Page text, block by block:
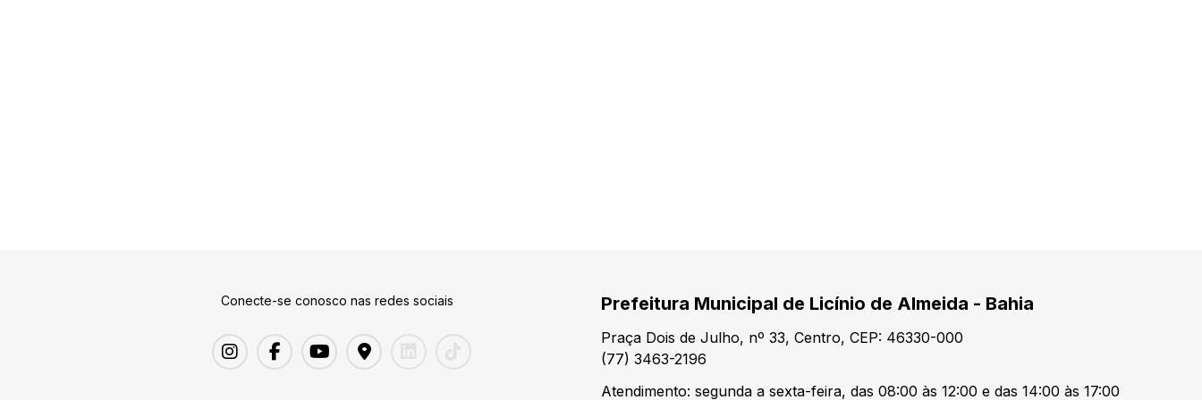
Conecte-se conosco nas redes sociais Prefeitura Municipal de Licínio de Almeida - Bahia
Praça Dois de Julho, nº 33, Centro, CEP: 46330-000
(77) 3463-2196
Atendimento: segunda a sexta-feira, das 08:00 às 12:00 e das 14:00 às 17:00